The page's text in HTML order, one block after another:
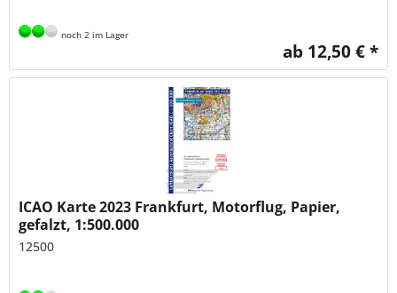
noch 2 im Lager
ab 12,50 € *
ICAO Karte 2023 Frankfurt, Motorflug, Papier,
gefalzt, 1:500.000
12500